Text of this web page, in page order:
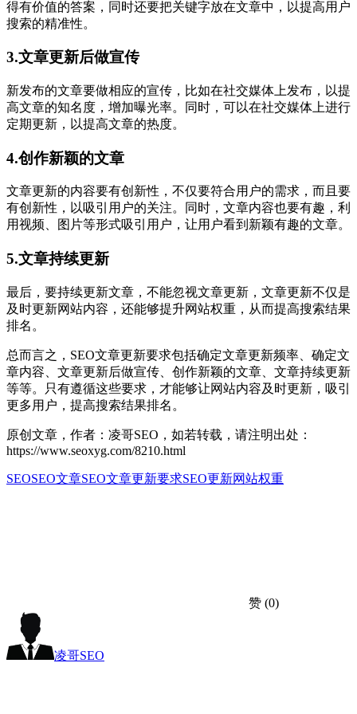
得有价值的答案，同时还要把关键字放在文章中，以提高用户
搜索的精准性。
3.文章更新后做宣传
新发布的文章要做相应的宣传，比如在社交媒体上发布，以提
高文章的知名度，增加曝光率。同时，可以在社交媒体上进行
定期更新，以提高文章的热度。
4.创作新颖的文章
文章更新的内容要有创新性，不仅要符合用户的需求，而且要
有创新性，以吸引用户的关注。同时，文章内容也要有趣，利
用视频、图片等形式吸引用户，让用户看到新颖有趣的文章。
5.文章持续更新
最后，要持续更新文章，不能忽视文章更新，文章更新不仅是
及时更新网站内容，还能够提升网站权重，从而提高搜索结果
排名。
总而言之，SEO文章更新要求包括确定文章更新频率、确定文
章内容、文章更新后做宣传、创作新颖的文章、文章持续更新
等等。只有遵循这些要求，才能够让网站内容及时更新，吸引
更多用户，提高搜索结果排名。
原创文章，作者：凌哥SEO，如若转载，请注明出处：
https://www.seoxyg.com/8210.html
SEOSEO文章SEO文章更新要求SEO更新网站权重
赞 (0)
凌哥SEO